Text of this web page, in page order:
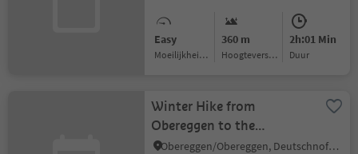
Easy
Moeilijkheidsgraad
360 m
Hoogteverschil
2h:01 Min
Duur
Winter Hike from
Obereggen to the
Eggentaler Almen
Obereggen/Obereggen, Deutschnofen/Nova Ponente, Dolomites Region Eggental